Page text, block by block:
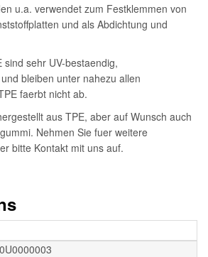
u.a. verwendet zum Festklemmen von
und als Abdichtung und
sehr UV-bestaendig,
bleiben unter nahezu allen
faerbt nicht ab.
aus TPE, aber auf Wunsch auch
Nehmen Sie fuer weitere
bitte Kontakt mit uns auf.